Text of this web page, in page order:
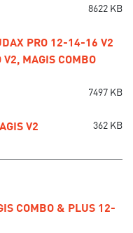
8622 KB
PRO 12-14-16 V2
MAGIS COMBO
7497 KB
V2 362 KB
COMBO & PLUS 12-